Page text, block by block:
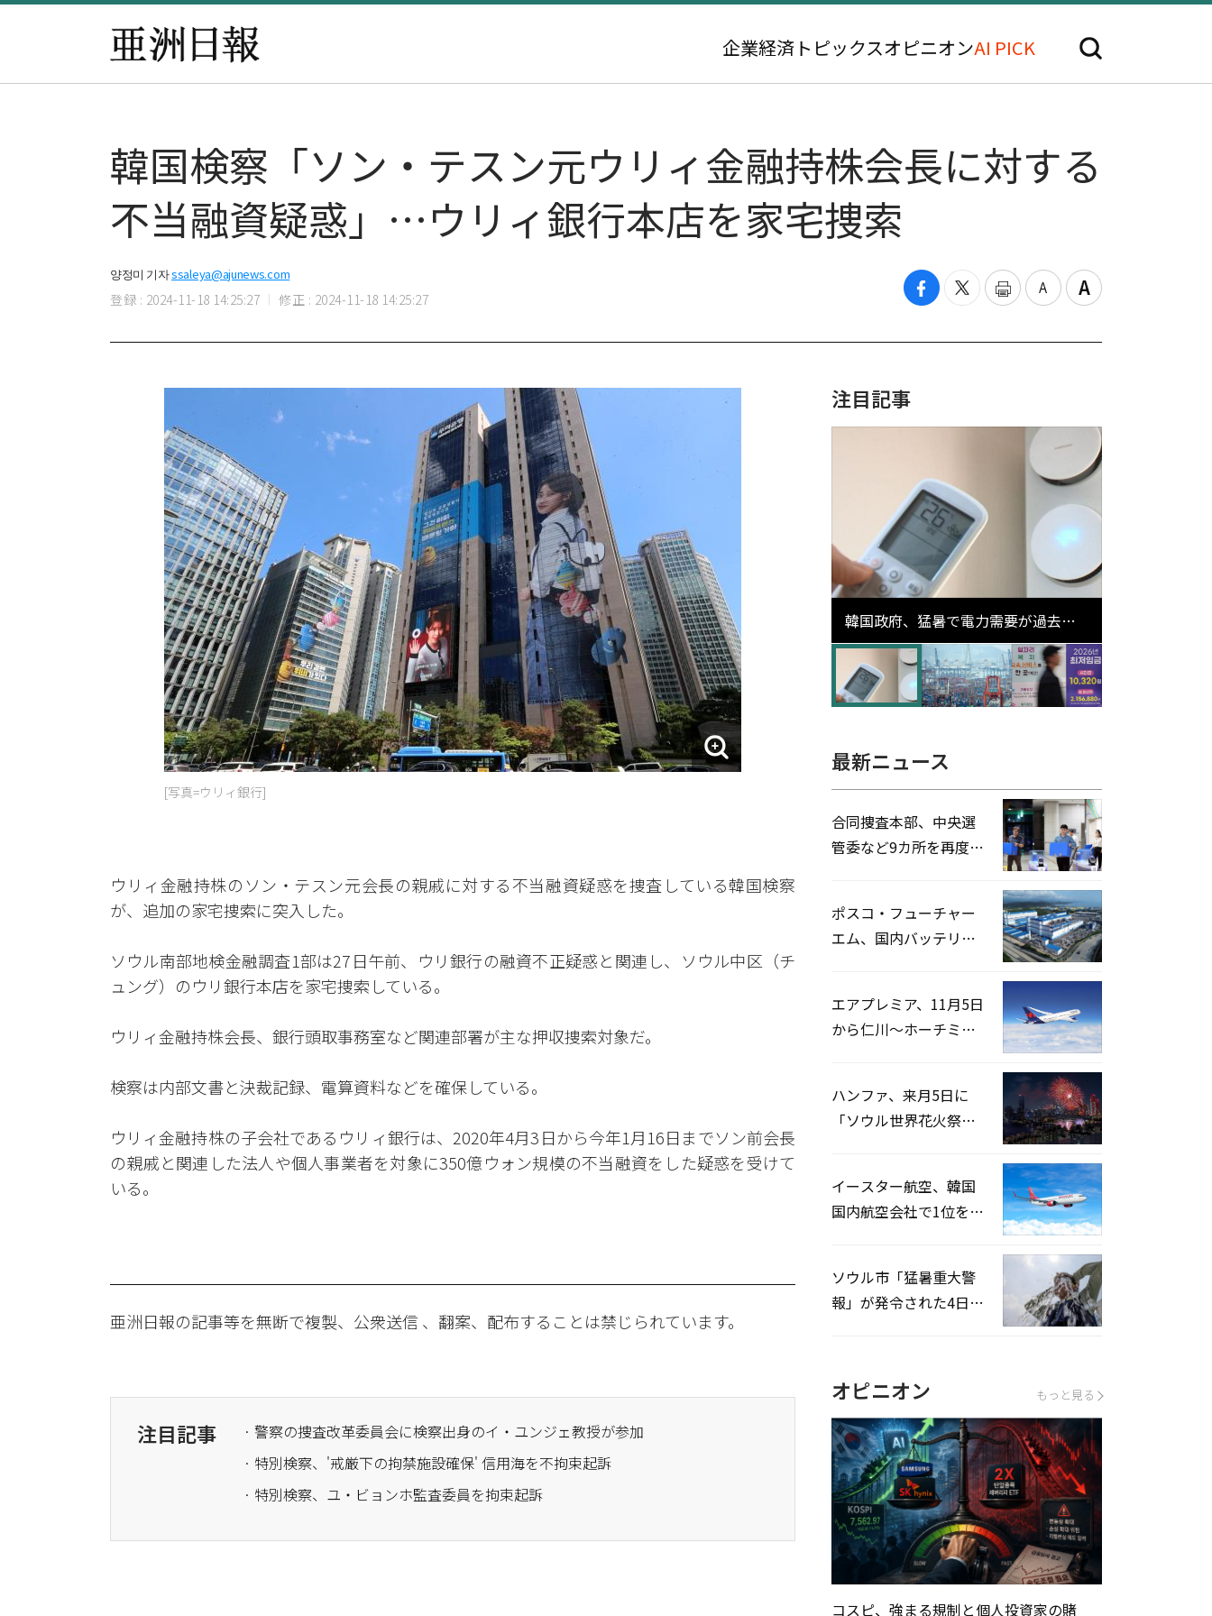
企業経済 トピックスオピニオンAI PICK
韓国検察「ソン・テスン元ウリィ金融持株会長に対する
不当融資疑惑」…ウリィ銀行本店を家宅捜索
양정미 기자ssaleya@ajunews.com
登録 : 2024-11-18 14:25:27 修正 : 2024-11-18 14:25:27
[写真=ウリィ銀行]
ウリィ金融持株のソン・テスン元会長の親戚に対する不当融資疑惑を捜査している韓国検察
が、追加の家宅捜索に突入した。
ソウル南部地検金融調査1部は27日午前、ウリ銀行の融資不正疑惑と関連し、ソウル中区（チ
ュング）のウリ銀行本店を家宅捜索している。
ウリィ金融持株会長、銀行頭取事務室など関連部署が主な押収捜索対象だ。
検察は内部文書と決裁記録、電算資料などを確保している。
ウリィ金融持株の子会社であるウリィ銀行は、2020年4月3日から今年1月16日までソン前会長
の親戚と関連した法人や個人事業者を対象に350億ウォン規模の不当融資をした疑惑を受けて
いる。
亜洲日報の記事等を無断で複製、公衆送信 、翻案、配布することは禁じられています。
注目記事
· 警察の捜査改革委員会に検察出身のイ・ユンジェ教授が参加
· 特別検察、'戒厳下の拘禁施設確保' 信用海を不拘束起訴
· 特別検察、ユ・ビョンホ監査委員を拘束起訴
注目記事
韓国政府、猛暑で電力需要が過去最
高更新の可能性に需給対応体制を点
検
最新ニュース
合同捜査本部、中央選
管委など9カ所を再度家
ポスコ・フューチャー
エム、国内バッテリー
エアプレミア、11月5日
から仁川〜ホーチミン
ハンファ、来月5日に
「ソウル世界花火祭り
イースター航空、韓国
国内航空会社で1位を記
ソウル市「猛暑重大警
報」が発令された4日、
オピニオン もっと見る
コスピ、強まる規制と個人投資家の賭